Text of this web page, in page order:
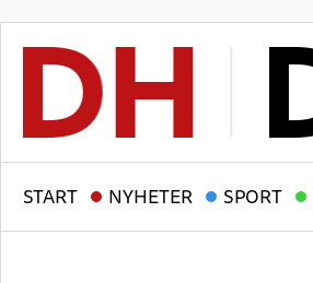
START NYHETER SPORT